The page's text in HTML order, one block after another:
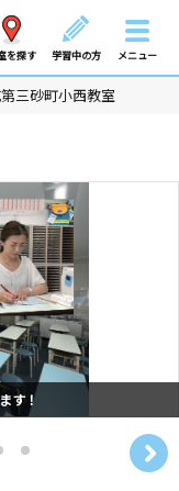
を探す 学習中の方 メニュー
三砂町小西教室
す！